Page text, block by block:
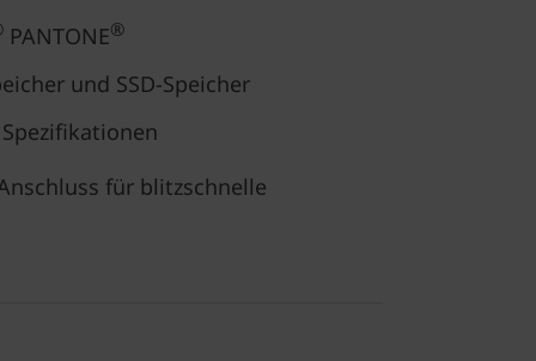
PANTONE®
und SSD-Speicher
für blitzschnelle